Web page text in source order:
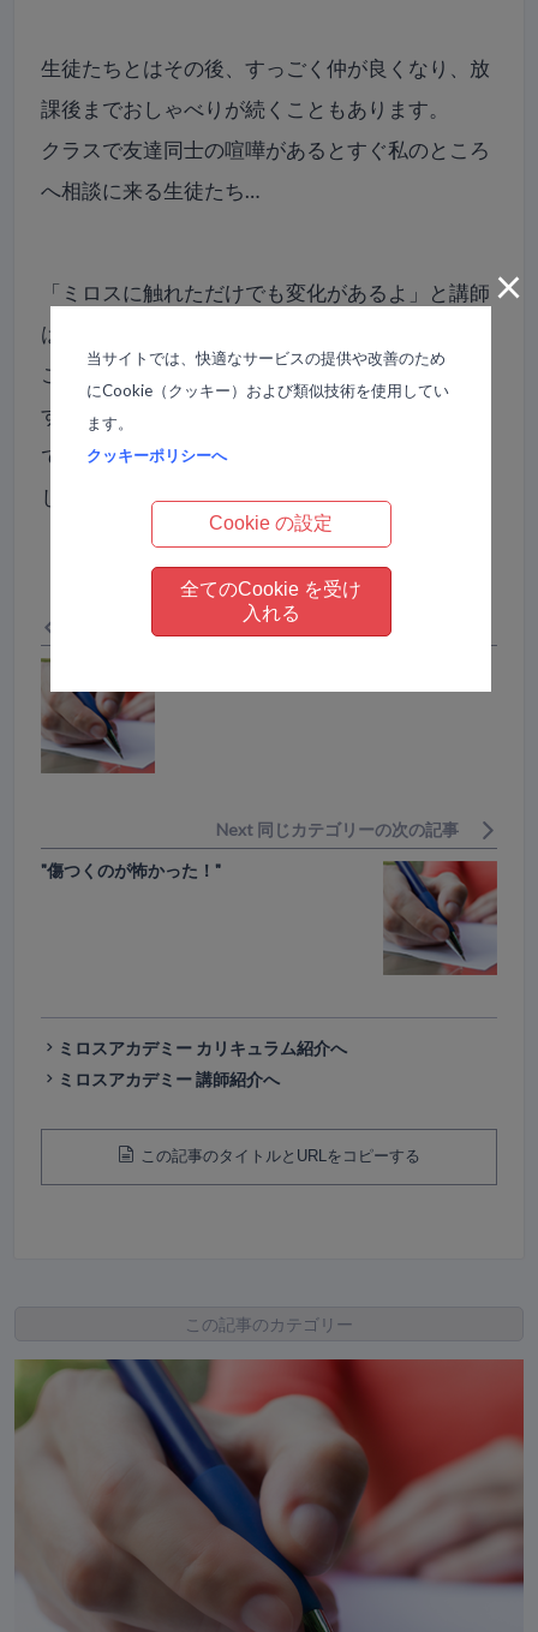
生徒たちとはその後、すっごく仲が良くなり、放
課後までおしゃべりが続くこともあります。
クラスで友達同士の喧嘩があるとすぐ私のところ
へ相談に来る生徒たち…
「ミロスに触れただけでも変化があるよ」と講師
はおっしゃってました。
これは、私が最初にミロスに触れた時の出来事で
す。
でも、その後の大きな変化に繋がる大事なもので
した。
Previous 同じカテゴリーの前の記事
Next 同じカテゴリーの次の記事
"傷つくのが怖かった！"
ミロスアカデミー カリキュラム紹介へ
ミロスアカデミー 講師紹介へ
この記事のタイトルとURLをコピーする
この記事のカテゴリー
×
当サイトでは、快適なサービスの提供や改善のため
にCookie（クッキー）および類似技術を使用してい
ます。
クッキーポリシーへ
Cookie の設定
全てのCookie を受け
入れる